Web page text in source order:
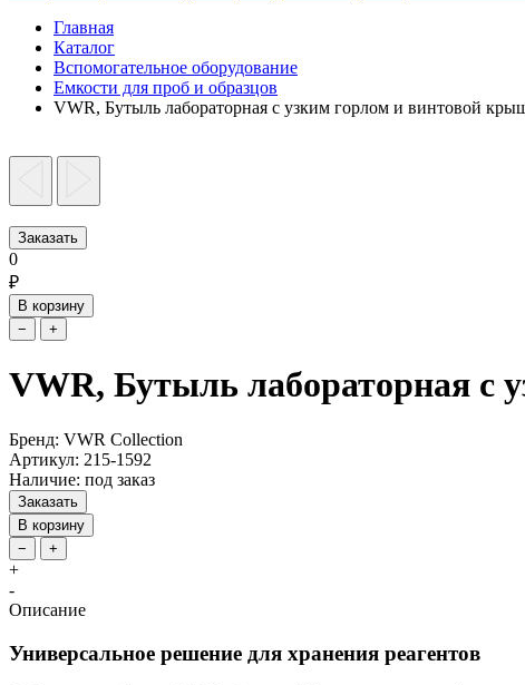
Главная
Каталог
Вспомогательное оборудование
Емкости для проб и образцов
VWR, Бутыль лабораторная с узким горлом и винтовой
Заказать
0
₽
В корзину
−
+
VWR, Бутыль лабораторная с
Бренд: VWR Collection
Артикул: 215-1592
Наличие: под заказ
Заказать
В корзину
−
+
+
-
Описание
Универсальное решение для хранения реагентов